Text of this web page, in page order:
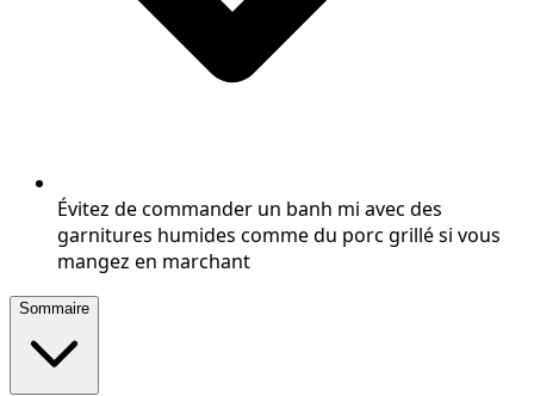
Évitez de commander un banh mi avec des
garnitures humides comme du porc grillé si vous
mangez en marchant
Sommaire